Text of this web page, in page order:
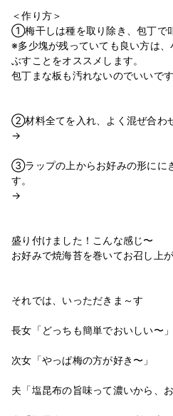
＜作り方＞
①梅干しは種を取り除き、包丁で
※多少塊が残っていても良い方は
ぶすことをオススメします。
包丁まな板も汚れないのでいいで
②材料全てを入れ、よく混ぜ合わ
→
③ラップの上からお好みの形にに
す。
→
盛り付けました！こんな感じ〜
お好みで焼海苔を巻いてお召し上が
それでは、いっただきま～す
長女「どっちも簡単でおいしい〜」
次女「やっぱ梅の方が好き〜」
夫「塩昆布の旨味って濃いから、